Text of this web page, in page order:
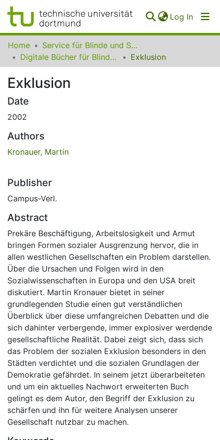
Log In
Communities
Collections
All of SfBS
FAQ
Home
Service für Blinde und Sehbehinderte der UB Dortmund
Digitale Bücher für Blinde und Sehbehinderte
Exklusion
Exklusion
Date
2002
Authors
Kronauer, Martin
Publisher
Campus-Verl.
Abstract
Prekäre Beschäftigung, Arbeitslosigkeit und Armut
bringen Formen sozialer Ausgrenzung hervor, die in
allen westlichen Gesellschaften ein Problem darstellen.
Über die Ursachen und Folgen wird in den
Sozialwissenschaften in Europa und den USA breit
diskutiert. Martin Kronauer bietet in seiner
grundlegenden Studie einen gut verständlichen
Überblick über diese umfangreichen Debatten und die
sich dahinter verbergende, immer explosiver werdende
gesellschaftliche Realität. Dabei zeigt sich, dass sich
das Problem der sozialen Exklusion besonders in den
Städten verdichtet und die sozialen Grundlagen der
Demokratie gefährdet. In seinem jetzt überarbeiteten
und um ein aktuelles Nachwort erweiterten Buch
gelingt es dem Autor, den Begriff der Exklusion zu
schärfen und ihn für weitere Analysen unserer
Gesellschaft nutzbar zu machen.